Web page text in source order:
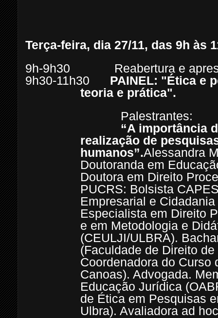
Terça-feira, dia 27/11, das 9h às
9h-9h30 Reabertura e
9h30-11h30 PAINEL: "Ética e
teoria e prática".
Palestrantes:
“A importância do
realização de
humanos”.Alessandra
Doutoranda em
Doutora em Direito
PUCRS: Bolsista
Empresarial e
Especialista em Direito
e em Metodologia e
(CEULJI/ULBRA).
(Faculdade de Direito
Coordenadora do Curso
Canoas). Advogada.
Educação Jurídica
de Ética em Pesquisas
Ulbra). Avaliadora ad